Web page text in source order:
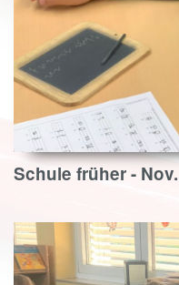
Schule früher -